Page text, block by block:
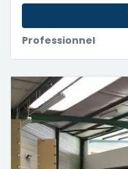
Professionnel